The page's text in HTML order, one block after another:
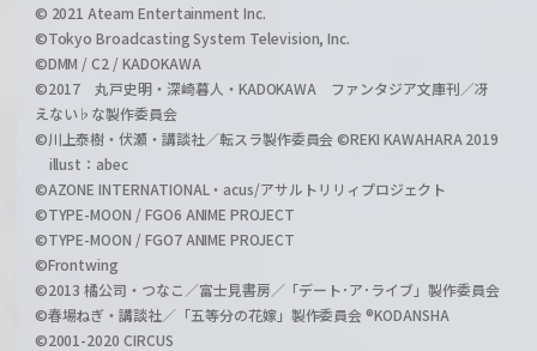
© 2021 Ateam Entertainment Inc.
©Tokyo Broadcasting System Television, Inc.
©DMM / C2 / KADOKAWA
©2017 丸戸史明・深崎暮人・KADOKAWA ファンタジア文庫刊／冴
えない♭な製作委員会
©川上泰樹・伏瀬・講談社／転スラ製作委員会 ©REKI KAWAHARA 2019
illust：abec
©AZONE INTERNATIONAL・acus/アサルトリリィプロジェクト
©TYPE-MOON / FGO6 ANIME PROJECT
©TYPE-MOON / FGO7 ANIME PROJECT
©Frontwing
©2013 橘公司・つなこ／富士見書房／「デート･ア･ライブ」製作委員会
©春場ねぎ・講談社／「五等分の花嫁」製作委員会 ®KODANSHA
©2001-2020 CIRCUS